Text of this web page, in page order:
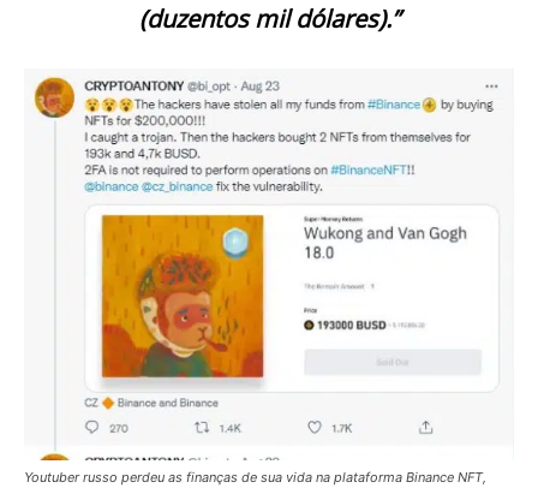
(duzentos mil dólares).”
Youtuber russo perdeu as finanças de sua vida na plataforma Binance NFT,